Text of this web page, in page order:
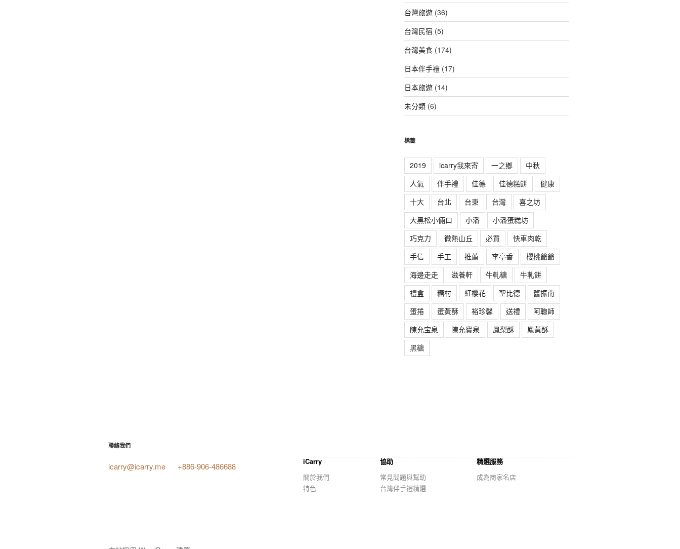
台灣旅遊(36)
台灣民宿 (5)
台灣美食(174)
日本伴手禮(17)
日本旅遊(14)
未分類(6)
標籤
2019 icarry我來寄 一之鄉
中秋
人氣
伴手禮 佳德 佳德糕餅
健康
十大
台北 台東 台灣
喜之坊
大黑松小倆口
小潘
小潘蛋糕坊
巧克力
微熱山丘 必買
快車肉乾
手信
手工 推薦 李亭香
櫻桃爺爺
海邊走走
滋養軒 牛軋糖
牛軋餅
禮盒
糖村 紅櫻花 聖比德
舊振南
蛋捲
蛋黃酥 裕珍馨 送禮
阿聰師
陳允宝泉
陳允寶泉 鳳梨酥
鳳黃酥
黑糖
聯絡我們
icarry@icarry.me +886-906-486688
iCarry
關於我們
特色
協助
常見問題與幫助
台灣伴手禮精選
精選服務
成為商家名店